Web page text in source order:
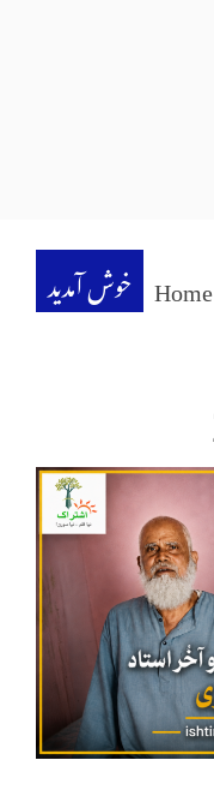
خوش آمدید Home